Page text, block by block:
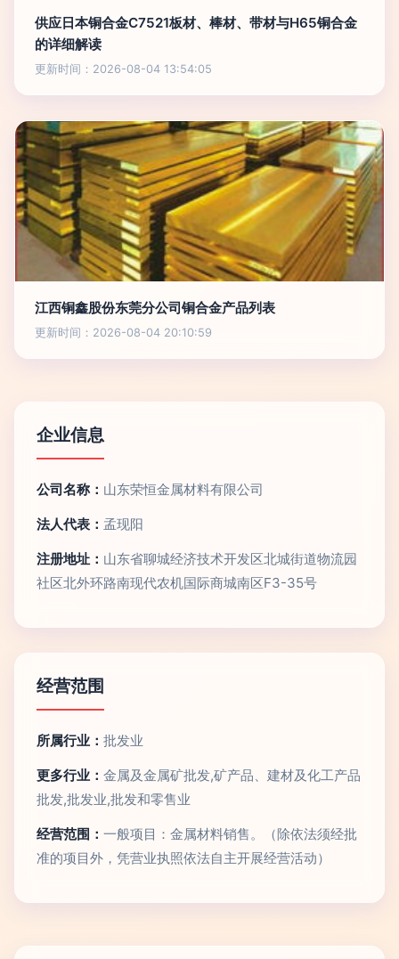
供应日本铜合金C7521板材、棒材、带材与H65铜合金
的详细解读
更新时间：2026-08-04 13:54:05
江西铜鑫股份东莞分公司铜合金产品列表
更新时间：2026-08-04 20:10:59
企业信息
公司名称： 山东荣恒金属材料有限公司
法人代表： 孟现阳
注册地址： 山东省聊城经济技术开发区北城街道物流园
社区北外环路南现代农机国际商城南区F3-35号
经营范围
所属行业： 批发业
更多行业： 金属及金属矿批发,矿产品、建材及化工产品
批发,批发业,批发和零售业
经营范围： 一般项目：金属材料销售。（除依法须经批
准的项目外，凭营业执照依法自主开展经营活动）